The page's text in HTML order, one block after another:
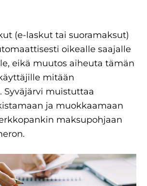
(e-laskut tai suoramaksut)
oikealle saajalle
eikä muutos aiheuta tämän
mitään
muistuttaa
ja muokkaamaan
maksupohjaan